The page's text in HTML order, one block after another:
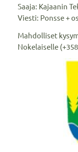
Saaja: Kajaanin
Viesti: Ponsse +
Mahdolliset
Nokelaiselle